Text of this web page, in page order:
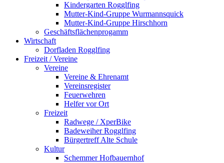
Kindergarten Rogglfing
Mutter-Kind-Gruppe Wurmannsquick
Mutter-Kind-Gruppe Hirschhorn
Geschäftsflächenprogamm
Wirtschaft
Dorfladen Rogglfing
Freizeit / Vereine
Vereine
Vereine & Ehrenamt
Vereinsregister
Feuerwehren
Helfer vor Ort
Freizeit
Radwege / XperBike
Badeweiher Rogglfing
Bürgertreff Alte Schule
Kultur
Schemmer Hofbauernhof